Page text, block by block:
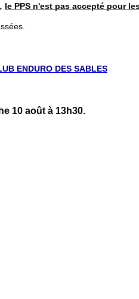
le PPS n'est pas accepté pour
ENDURO DES SABLES
10 août à 13h30.